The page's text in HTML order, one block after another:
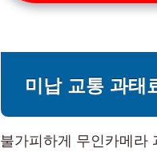
미납 교통 과태
불가피하게 무인카메라